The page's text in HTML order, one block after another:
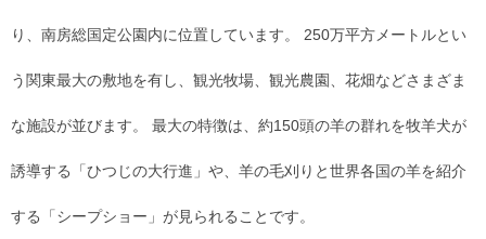
り、南房総国定公園内に位置しています。 250万平方メートルとい
う関東最大の敷地を有し、観光牧場、観光農園、花畑などさまざま
な施設が並びます。 最大の特徴は、約150頭の羊の群れを牧羊犬が
誘導する「ひつじの大行進」や、羊の毛刈りと世界各国の羊を紹介
する「シープショー」が見られることです。